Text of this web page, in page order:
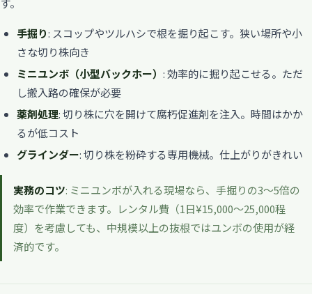
す。
手掘り: スコップやツルハシで根を掘り起こす。狭い場所や小
さな切り株向き
ミニユンボ（小型バックホー） : 効率的に掘り起こせる。ただ
し搬入路の確保が必要
薬剤処理: 切り株に穴を開けて腐朽促進剤を注入。時間はかか
るが低コスト
グラインダー: 切り株を粉砕する専用機械。仕上がりがきれい
実務のコツ: ミニユンボが入れる現場なら、手掘りの3〜5倍の
効率で作業できます。レンタル費（1日¥15,000〜25,000程
度）を考慮しても、中規模以上の抜根ではユンボの使用が経
済的です。